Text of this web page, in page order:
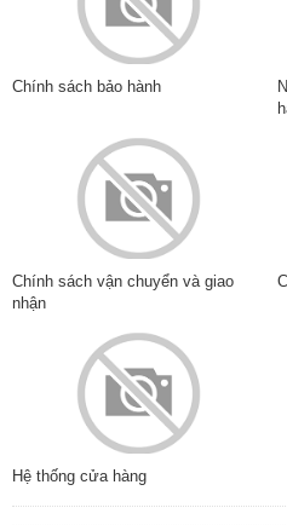
Chính sách bảo hành
Chính sách vận chuyển và giao
nhận
Hệ thống cửa hàng